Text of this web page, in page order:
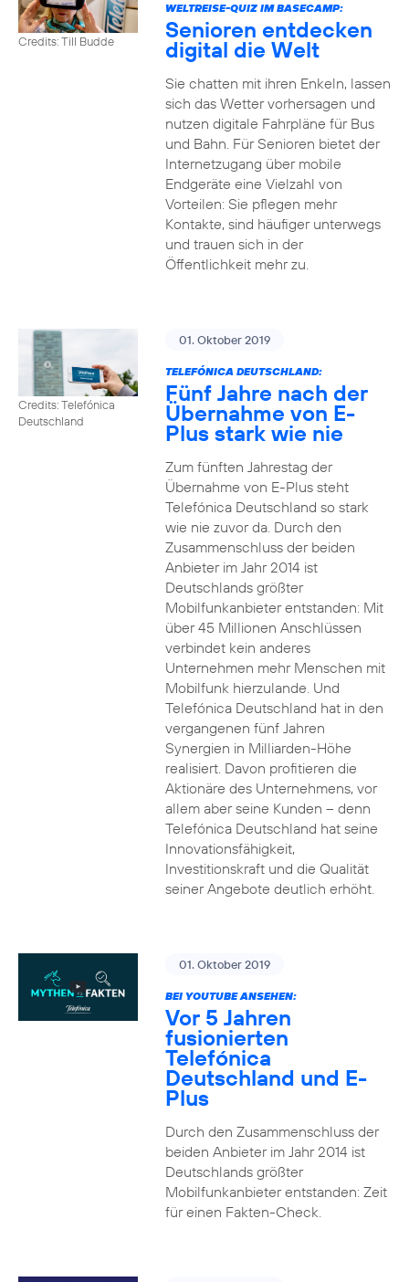
Credits: Till Budde
WELTREISE-QUIZ IM BASECAMP:
Senioren entdecken
digital die Welt
Sie chatten mit ihren Enkeln, lassen
sich das Wetter vorhersagen und
nutzen digitale Fahrpläne für Bus
und Bahn. Für Senioren bietet der
Internetzugang über mobile
Endgeräte eine Vielzahl von
Vorteilen: Sie pflegen mehr
Kontakte, sind häufiger unterwegs
und trauen sich in der
Öffentlichkeit mehr zu.
Credits: Telefónica
Deutschland
01. Oktober 2019
TELEFÓNICA DEUTSCHLAND:
Fünf Jahre nach der
Übernahme von E-
Plus stark wie nie
Zum fünften Jahrestag der
Übernahme von E-Plus steht
Telefónica Deutschland so stark
wie nie zuvor da. Durch den
Zusammenschluss der beiden
Anbieter im Jahr 2014 ist
Deutschlands größter
Mobilfunkanbieter entstanden: Mit
über 45 Millionen Anschlüssen
verbindet kein anderes
Unternehmen mehr Menschen mit
Mobilfunk hierzulande. Und
Telefónica Deutschland hat in den
vergangenen fünf Jahren
Synergien in Milliarden-Höhe
realisiert. Davon profitieren die
Aktionäre des Unternehmens, vor
allem aber seine Kunden – denn
Telefónica Deutschland hat seine
Innovationsfähigkeit,
Investitionskraft und die Qualität
seiner Angebote deutlich erhöht.
01. Oktober 2019
BEI YOUTUBE ANSEHEN:
Vor 5 Jahren
fusionierten
Telefónica
Deutschland und E-
Plus
Durch den Zusammenschluss der
beiden Anbieter im Jahr 2014 ist
Deutschlands größter
Mobilfunkanbieter entstanden: Zeit
für einen Fakten-Check.